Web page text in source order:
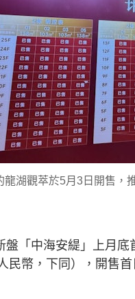
龍湖觀萃於5月3日開售，
盤「中海安緹」上月
民幣，下同），開售